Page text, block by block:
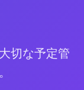
切な予定管